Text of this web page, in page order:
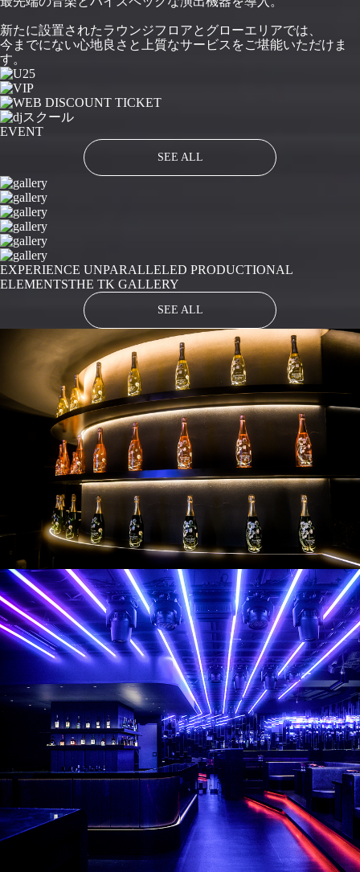
新たに設置されたラウンジフロアとグローエリアでは、
今までにない心地良さと上質なサービスをご堪能いただけま
す。
EVENT
SEE ALL
EXPERIENCE UNPARALLELED PRODUCTIONAL
ELEMENTSTHE TK GALLERY
SEE ALL